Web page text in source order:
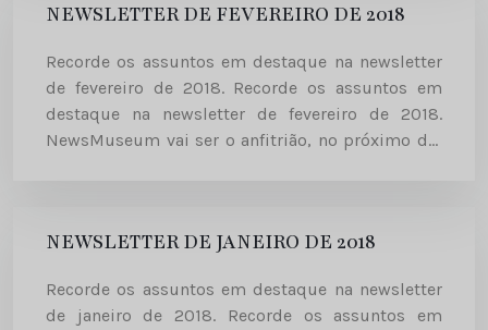
NEWSLETTER DE FEVEREIRO DE 2018
Recorde os assuntos em destaque na newsletter
de fevereiro de 2018. Recorde os assuntos em
destaque na newsletter de fevereiro de 2018.
NewsMuseum vai ser o anfitrião, no próximo dia
NEWSLETTER DE JANEIRO DE 2018
Recorde os assuntos em destaque na newsletter
de janeiro de 2018. Recorde os assuntos em